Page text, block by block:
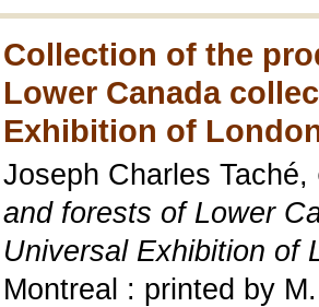
Collection of the
Lower Canada
Exhibition of
Joseph Charles Taché,
and forests of Lower
Universal Exhibition of
Montreal : printed by